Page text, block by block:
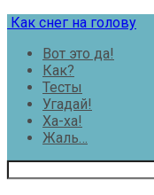
Перейти
контенту
Как снег на голову
Вот это да!
Как?
Тесты
Угадай!
Ха-ха!
Жаль…